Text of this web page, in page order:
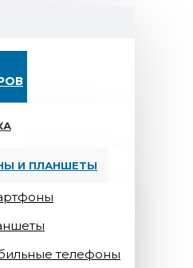
И ПЛАНШЕТЫ
телефоны